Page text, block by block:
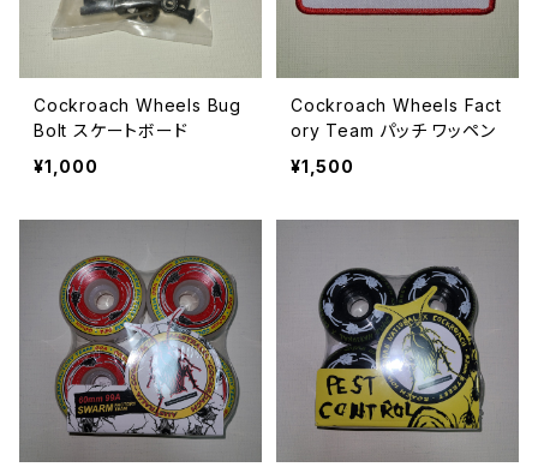
Cockroach Wheels Bug
Bolt スケートボード
¥1,000
Cockroach Wheels Fact
ory Team パッチ ワッペン
¥1,500